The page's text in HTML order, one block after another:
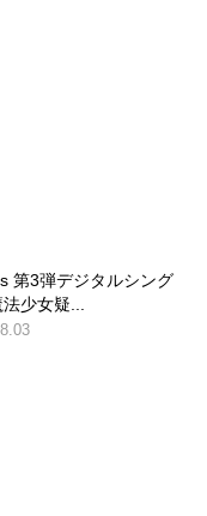
第3弾デジタルシング
少女疑...